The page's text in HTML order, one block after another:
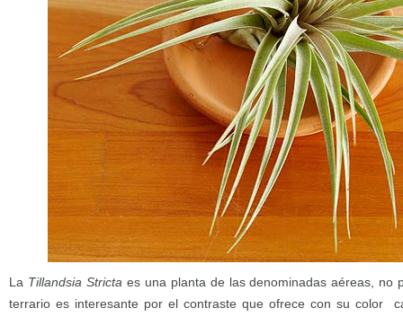
La Tillandsia Stricta es una planta de las denominadas aéreas, no
terrario es interesante por el contraste que ofrece con su color